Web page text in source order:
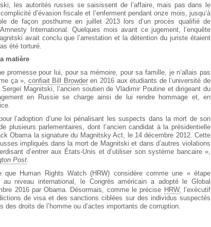
les autorités russes se saisissent de l’affaire, mais pas dans le
d’évasion fiscale et l’enferment pendant onze mois, jusqu’à
de façon posthume en juillet 2013 lors d’un procès qualifié de
International. Quelques mois avant ce jugement, l’enquête
avait conclu que l’arrestation et la détention du juriste étaient
été torturé.
matière
promesse pour lui, pour sa mémoire, pour sa famille, je n’allais pas
ça », confiait Bill Browderen 2016 aux étudiants de l’université de
Magnitski, l’ancien soutien de Vladimir Poutine et dirigeant du
en Russie se charge ainsi de lui rendre hommage et, en
l’adoption d’une loi pénalisant les suspects dans la mort de son
plusieurs parlementaires, dont l’ancien candidat à la présidentielle
Obama la signature du Magnitsky Act, le 14 décembre 2012. Cette
impliqués dans la mort de Magnitski et dans d’autres violations
d’entrer aux États-Unis et d’utiliser son système bancaire »,
Post
Human Rights Watch (HRW) considère comme une « étape
au niveau international, le Congrès américain a adopté le Global
2016 par Obama. Désormais, comme le précise HRW, l’exécutif
de visa et des sanctions ciblées sur des individus suspectés
des droits de l’homme ou d’actes importants de corruption.